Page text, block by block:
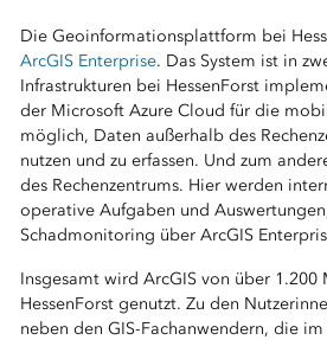
Die Geoinformationsplattform bei
ArcGIS Enterprise. Das System ist in
Infrastrukturen bei HessenForst
der Microsoft Azure Cloud für die
möglich, Daten außerhalb des
nutzen und zu erfassen. Und zum
des Rechenzentrums. Hier werden
operative Aufgaben und
Schadmonitoring über ArcGIS
Insgesamt wird ArcGIS von über
HessenForst genutzt. Zu den
neben den GIS-Fachanwendern, die